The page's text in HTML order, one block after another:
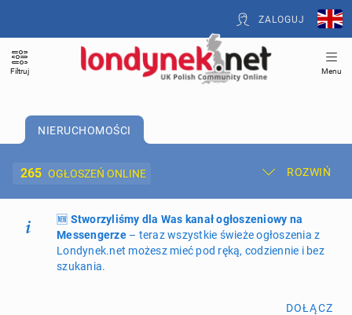
ZALOGUJ
Filtruj Menu
NIERUCHOMOŚCI
265 OGŁOSZEŃ ONLINE ROZWIŃ
Dodaj ogłoszenie Moje ogłoszenia
Oferta i cennik ogłoszeń
🆕 Stworzyliśmy dla Was kanał ogłoszeniowy na
Messengerze– teraz wszystkie świeże ogłoszenia z
Londynek.net możesz mieć pod ręką, codziennie i bez
szukania.
DOŁĄCZ